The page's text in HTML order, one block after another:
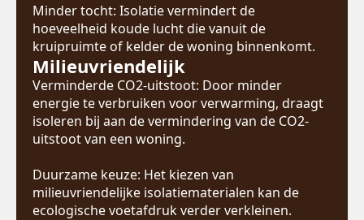
Minder tocht: Isolatie vermindert de
hoeveelheid koude lucht die vanuit de
kruipruimte of kelder de woning binnenkomt.
Milieuvriendelijk
Verminderde CO2-uitstoot: Door minder
energie te verbruiken voor verwarming, draagt
isoleren bij aan de vermindering van de CO2-
uitstoot van een woning.
Duurzame keuze: Het kiezen van
milieuvriendelijke isolatiematerialen kan de
ecologische voetafdruk verder verkleinen.